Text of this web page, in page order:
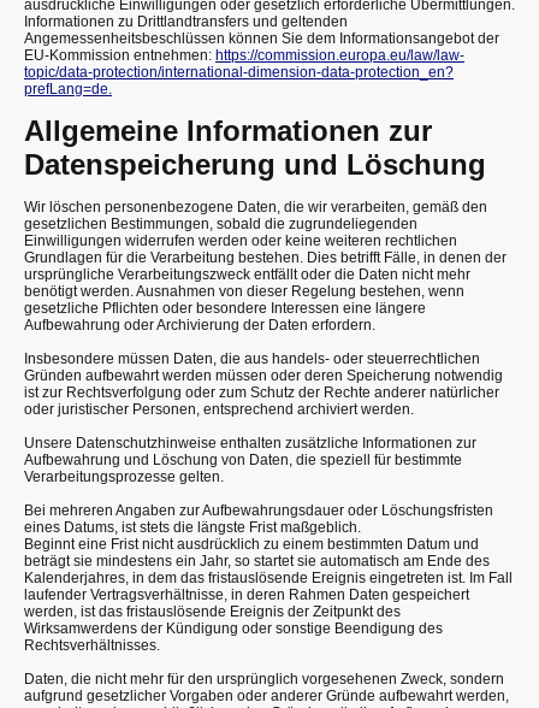
ausdrückliche Einwilligungen oder gesetzlich erforderliche Übermittlungen.
Informationen zu Drittlandtransfers und geltenden
Angemessenheitsbeschlüssen können Sie dem Informationsangebot der
EU-Kommission entnehmen: https://commission.europa.eu/law/law-
topic/data-protection/international-dimension-data-protection_en?
prefLang=de.
Allgemeine Informationen zur
Datenspeicherung und Löschung
Wir löschen personenbezogene Daten, die wir verarbeiten, gemäß den
gesetzlichen Bestimmungen, sobald die zugrundeliegenden
Einwilligungen widerrufen werden oder keine weiteren rechtlichen
Grundlagen für die Verarbeitung bestehen. Dies betrifft Fälle, in denen der
ursprüngliche Verarbeitungszweck entfällt oder die Daten nicht mehr
benötigt werden. Ausnahmen von dieser Regelung bestehen, wenn
gesetzliche Pflichten oder besondere Interessen eine längere
Aufbewahrung oder Archivierung der Daten erfordern.
Insbesondere müssen Daten, die aus handels- oder steuerrechtlichen
Gründen aufbewahrt werden müssen oder deren Speicherung notwendig
ist zur Rechtsverfolgung oder zum Schutz der Rechte anderer natürlicher
oder juristischer Personen, entsprechend archiviert werden.
Unsere Datenschutzhinweise enthalten zusätzliche Informationen zur
Aufbewahrung und Löschung von Daten, die speziell für bestimmte
Verarbeitungsprozesse gelten.
Bei mehreren Angaben zur Aufbewahrungsdauer oder Löschungsfristen
eines Datums, ist stets die längste Frist maßgeblich.
Beginnt eine Frist nicht ausdrücklich zu einem bestimmten Datum und
beträgt sie mindestens ein Jahr, so startet sie automatisch am Ende des
Kalenderjahres, in dem das fristauslösende Ereignis eingetreten ist. Im Fall
laufender Vertragsverhältnisse, in deren Rahmen Daten gespeichert
werden, ist das fristauslösende Ereignis der Zeitpunkt des
Wirksamwerdens der Kündigung oder sonstige Beendigung des
Rechtsverhältnisses.
Daten, die nicht mehr für den ursprünglich vorgesehenen Zweck, sondern
aufgrund gesetzlicher Vorgaben oder anderer Gründe aufbewahrt werden,